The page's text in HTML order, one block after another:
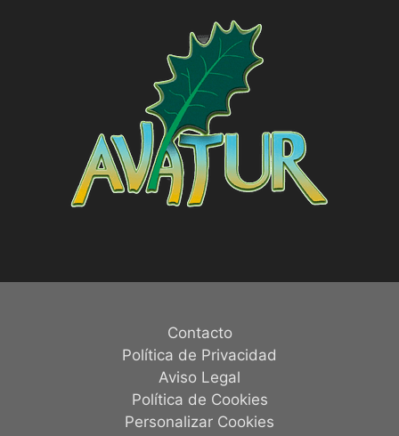
Contacto
Política de Privacidad
Aviso Legal
Política de Cookies
Personalizar Cookies